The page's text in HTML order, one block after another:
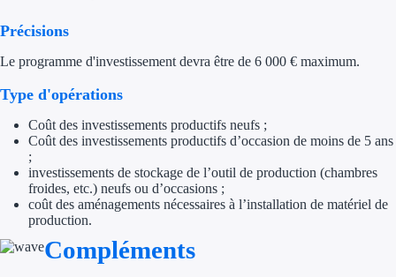
Aides Région
Aides Région
Aides Région
Précisions
Le programme d'investissement devra être de 6 000 € maximum.
Type d'opérations
Coût des investissements productifs neufs ;
Coût des investissements productifs d’occasion de moins de 5 ans
;
investissements de stockage de l’outil de production (chambres
froides, etc.) neufs ou d’occasions ;
coût des aménagements nécessaires à l’installation de matériel de
production.
Compléments